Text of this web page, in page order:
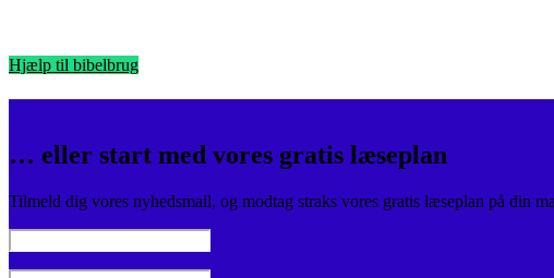
Hjælp til bibelbrug
… eller start med vores gratis læseplan
Tilmeld dig vores nyhedsmail, og modtag straks vores gratis læseplan på din